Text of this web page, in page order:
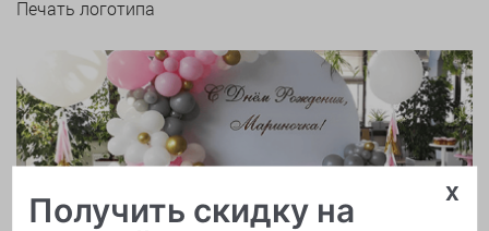
Печать логотипа
Арки и гирлянды из шаров x
Получить скидку на